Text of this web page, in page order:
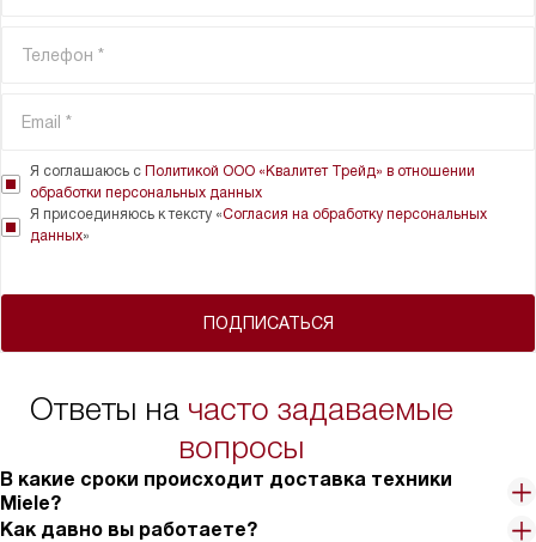
ПОДПИСАТЬСЯ
Я соглашаюсь с Политикой ООО «Квалитет Трейд» в отношении
обработки персональных данных
Я присоединяюсь к тексту «Согласия на обработку персональных
данных»
Ответы на часто задаваемые
вопросы
В какие сроки происходит доставка техники
Miele?
Как давно вы работаете?